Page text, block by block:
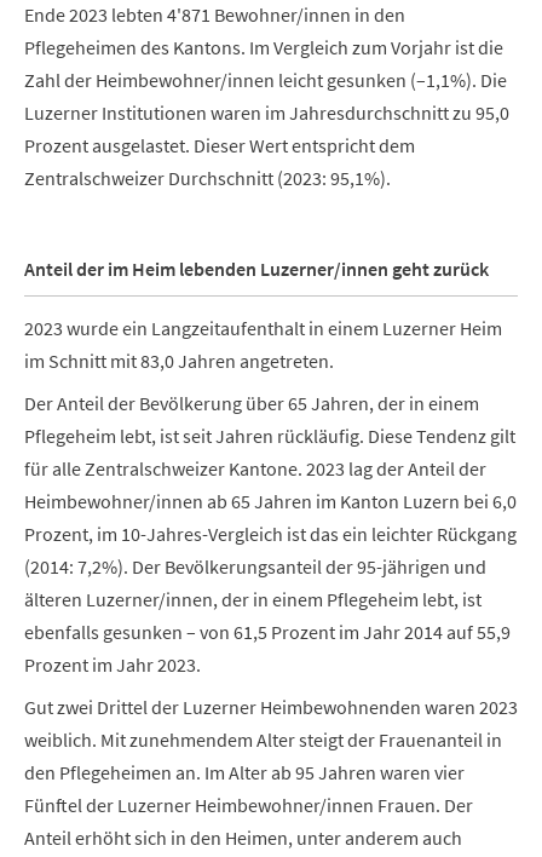
Ende 2023 lebten 4'871 Bewohner/innen in den
Pflegeheimen des Kantons. Im Vergleich zum Vorjahr ist die
Zahl der Heimbewohner/innen leicht gesunken (–1,1%). Die
Luzerner Institutionen waren im Jahresdurchschnitt zu 95,0
Prozent ausgelastet. Dieser Wert entspricht dem
Zentralschweizer Durchschnitt (2023: 95,1%).
Anteil der im Heim lebenden Luzerner/innen geht zurück
2023 wurde ein Langzeitaufenthalt in einem Luzerner Heim
im Schnitt mit 83,0 Jahren angetreten.
Der Anteil der Bevölkerung über 65 Jahren, der in einem
Pflegeheim lebt, ist seit Jahren rückläufig. Diese Tendenz gilt
für alle Zentralschweizer Kantone. 2023 lag der Anteil der
Heimbewohner/innen ab 65 Jahren im Kanton Luzern bei 6,0
Prozent, im 10-Jahres-Vergleich ist das ein leichter Rückgang
(2014: 7,2%). Der Bevölkerungsanteil der 95-jährigen und
älteren Luzerner/innen, der in einem Pflegeheim lebt, ist
ebenfalls gesunken – von 61,5 Prozent im Jahr 2014 auf 55,9
Prozent im Jahr 2023.
Gut zwei Drittel der Luzerner Heimbewohnenden waren 2023
weiblich. Mit zunehmendem Alter steigt der Frauenanteil in
den Pflegeheimen an. Im Alter ab 95 Jahren waren vier
Fünftel der Luzerner Heimbewohner/innen Frauen. Der
Anteil erhöht sich in den Heimen, unter anderem auch